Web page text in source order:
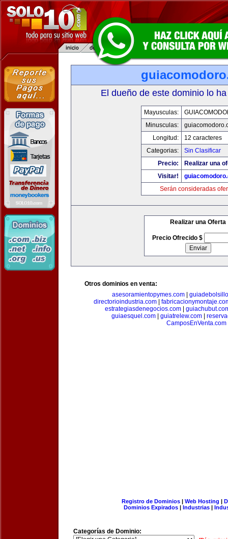
El dueño de este dominio lo
Mayusculas:
Minusculas:
Longitud:
12 caracteres
Categorias:
Sin Clasificar
Precio:
Realizar una
Visitar!
Serán consideradas
Realizar una Oferta
Precio Ofrecido $
Otros dominios en venta:
asesoramientopymes.com
directorioindustria.com|
estrategiasdenegocios.com
guiaesquel.com
guiatrelew.com
CamposEnVenta.com
Registro de Dominios| Web Hosting |
Dominios Expirados | Industrias |
Categorías de Dominio: